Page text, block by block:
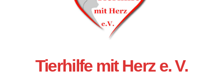
Tierhilfe mit Herz e. V.